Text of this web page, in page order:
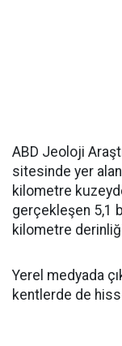
ABD Jeoloji
sitesinde yer
kilometre
gerçekleşen 5,1
kilometre
Yerel medyada
kentlerde de